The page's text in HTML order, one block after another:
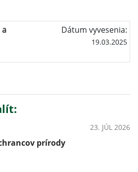
a
Dátum vyvesenia:
19.03.2025
23. JÚL 2026
prírody